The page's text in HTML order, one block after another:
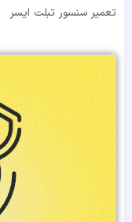
تعمیر سنسور تبلت ایسر